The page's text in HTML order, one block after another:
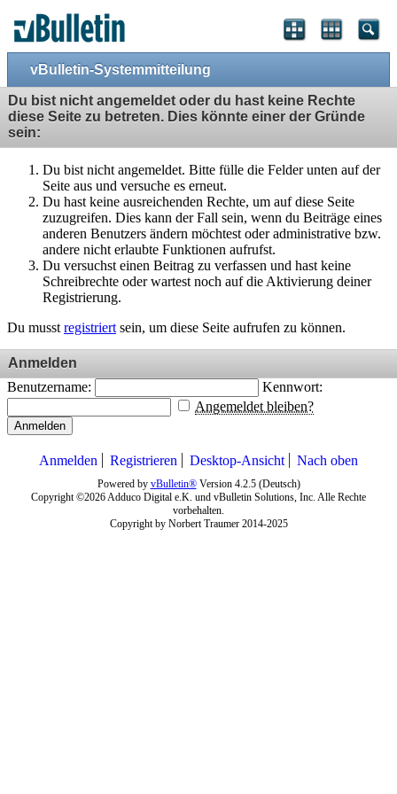
vBulletin-Systemmitteilung
Du bist nicht angemeldet oder du hast keine Rechte
diese Seite zu betreten. Dies könnte einer der Gründe
sein:
Du bist nicht angemeldet. Bitte fülle die Felder unten auf der
Seite aus und versuche es erneut.
Du hast keine ausreichenden Rechte, um auf diese Seite
zuzugreifen. Dies kann der Fall sein, wenn du Beiträge eines
anderen Benutzers ändern möchtest oder administrative bzw.
andere nicht erlaubte Funktionen aufrufst.
Du versuchst einen Beitrag zu verfassen und hast keine
Schreibrechte oder wartest noch auf die Aktivierung deiner
Registrierung.
Du musst registriert sein, um diese Seite aufrufen zu können.
Anmelden
Benutzername:
Kennwort:
Angemeldet bleiben?
Anmelden
Anmelden Registrieren Desktop-Ansicht Nach oben
Powered by vBulletin®Version 4.2.5 (Deutsch)
Copyright ©2026 Adduco Digital e.K. und vBulletin Solutions, Inc. Alle Rechte
vorbehalten.
Copyright by Norbert Traumer 2014-2025